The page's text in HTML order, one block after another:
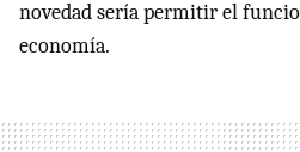
novedad sería permitir el
economía.